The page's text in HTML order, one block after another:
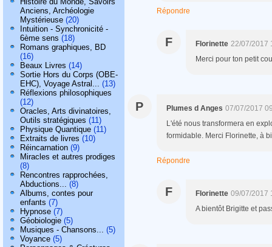
Anciens, Archéologie
Mystérieuse (20)
Intuition - Synchronicité -
6ème sens (18)
Romans graphiques, BD
(16)
Beaux Livres (14)
Sortie Hors du Corps (OBE-
EHC), Voyage Astral... (13)
Réflexions philosophiques
(12)
Oracles, Arts divinatoires,
Outils stratégiques (11)
Physique Quantique (11)
Extraits de livres (10)
Réincarnation (9)
Miracles et autres prodiges
(8)
Rencontres rapprochées,
Abductions... (8)
Albums, contes pour
enfants (7)
Hypnose (7)
Géobiologie (5)
Musiques - Chansons... (5)
Voyance (5)
Répondre
F Florinette 22/07/2017
Merci pour ton petit
P Plumes d Anges 07/07/2017
L'été nous transformera en
formidable. Merci Florinette, à
Répondre
F Florinette 09/07/2017
A bientôt Brigitte et